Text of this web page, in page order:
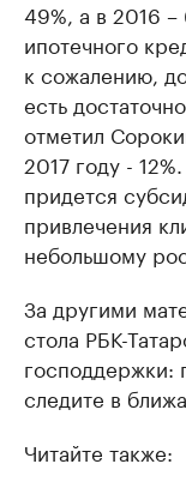
49%, а в 2016
ипотечного
к сожалению,
есть
отметил
2017 году -
придется
привлечения
небольшому
За другими
стола РБК-
господдержки:
следите в
Читайте также: